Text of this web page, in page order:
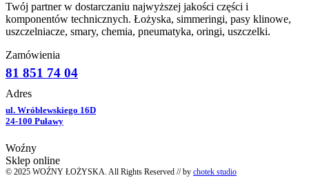
Twój partner w dostarczaniu najwyższej jakości części i
komponentów technicznych. Łożyska, simmeringi, pasy klinowe,
uszczelniacze, smary, chemia, pneumatyka, oringi, uszczelki.
Zamówienia
81 851 74 04
Adres
ul. Wróblewskiego 16D
24-100 Puławy
Woźny
Sklep online
© 2025 WOŹNY ŁOŻYSKA. All Rights Reserved // by chotek studio